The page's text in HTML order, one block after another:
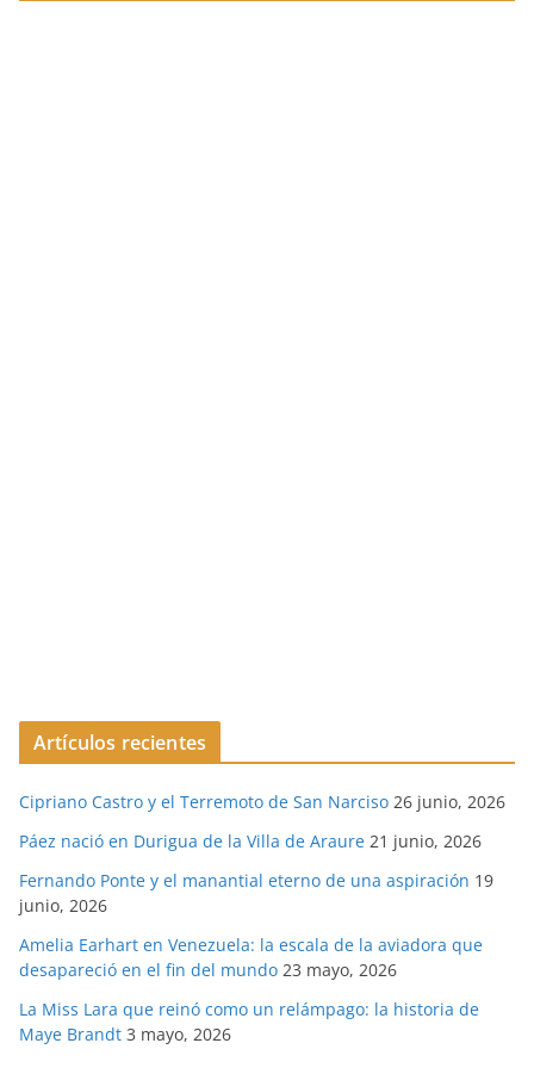
Artículos recientes
Cipriano Castro y el Terremoto de San Narciso 26 junio, 2026
Páez nació en Durigua de la Villa de Araure 21 junio, 2026
Fernando Ponte y el manantial eterno de una aspiración 19
junio, 2026
Amelia Earhart en Venezuela: la escala de la aviadora que
desapareció en el fin del mundo 23 mayo, 2026
La Miss Lara que reinó como un relámpago: la historia de
Maye Brandt 3 mayo, 2026